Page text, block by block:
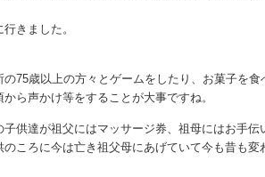
きました。
75歳以上の方々とゲームをしたり、お菓子を食
ら声かけ等をすることが大事ですね。
供達が祖父にはマッサージ券、祖母にはお手伝
ころに今は亡き祖父母にあげていて今も昔も変